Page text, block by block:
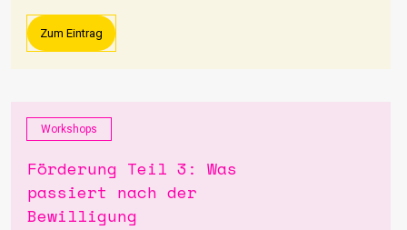
Zum Eintrag
Workshops
Förderung Teil 3: Was
passiert nach der
Bewilligung